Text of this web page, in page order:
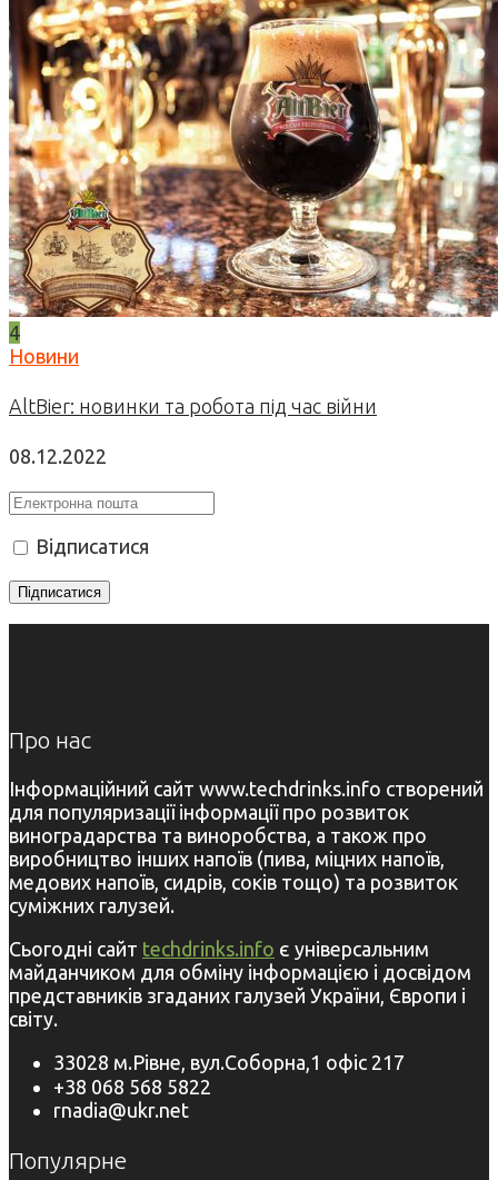
4
Новини
AltBier: новинки та робота під час війни
08.12.2022
Відписатися
Про нас
Інформаційний сайт www.techdrinks.info створений
для популяризації інформації про розвиток
виноградарства та виноробства, а також про
виробництво інших напоїв (пива, міцних напоїв,
медових напоїв, сидрів, соків тощо) та розвиток
суміжних галузей.
Сьогодні сайт techdrinks.info є універсальним
майданчиком для обміну інформацією і досвідом
представників згаданих галузей України, Європи і
світу.
33028 м.Рівне, вул.Соборна,1 офіс 217
+38 068 568 5822
rnadia@ukr.net
Популярне